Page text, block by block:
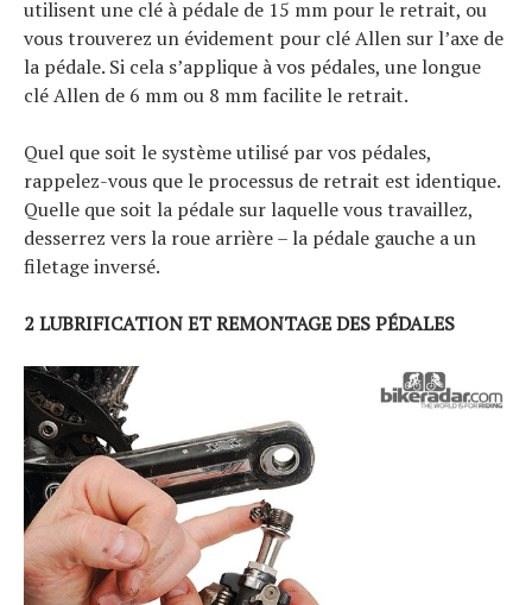
utilisent une clé à pédale de 15 mm pour le retrait, ou
vous trouverez un évidement pour clé Allen sur l’axe de
la pédale. Si cela s’applique à vos pédales, une longue
clé Allen de 6 mm ou 8 mm facilite le retrait.
Quel que soit le système utilisé par vos pédales,
rappelez-vous que le processus de retrait est identique.
Quelle que soit la pédale sur laquelle vous travaillez,
desserrez vers la roue arrière – la pédale gauche a un
filetage inversé.
2 LUBRIFICATION ET REMONTAGE DES PÉDALES